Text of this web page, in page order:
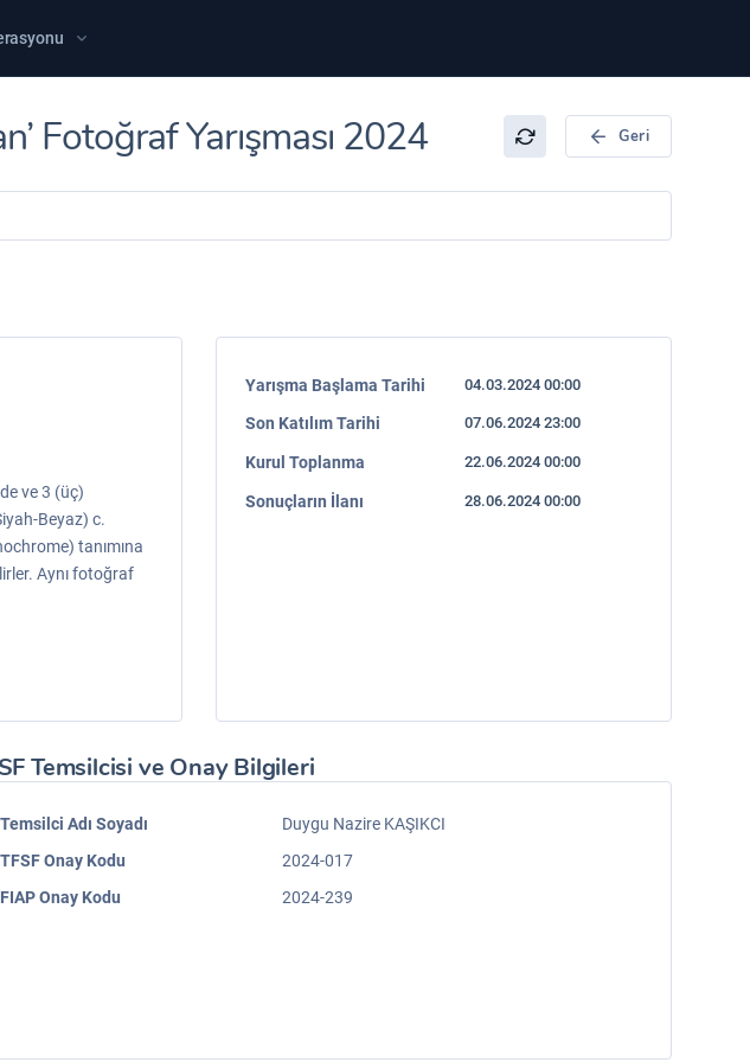
Fotoğraf Yarışması 2024 Geri
ve 3 (üç)
Beyaz) c.
tanımına
Aynı fotoğraf
Yarışma Başlama Tarihi 04.03.2024 00:00
Son Katılım Tarihi 07.06.2024 23:00
Kurul Toplanma 22.06.2024 00:00
Sonuçların İlanı 28.06.2024 00:00
Temsilcisi ve Onay Bilgileri
Temsilci Adı Soyadı
Duygu Nazire KAŞIKCI
TFSF Onay Kodu
2024-017
FIAP Onay Kodu
2024-239